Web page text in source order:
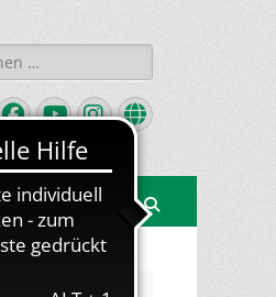
Facebook
YouTube
Instagram
Website